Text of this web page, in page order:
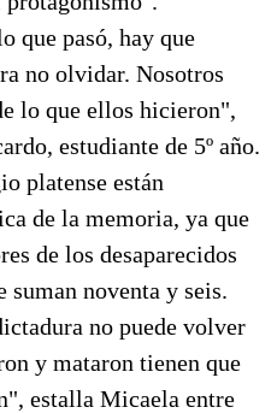
que pasó, hay que
no olvidar. Nosotros
lo que ellos hicieron",
estudiante de 5º año.
platense están
de la memoria, ya que
de los desaparecidos
suman noventa y seis.
no puede volver
y mataron tienen que
estalla Micaela entre